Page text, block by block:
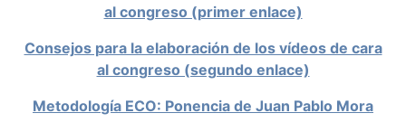
al congreso (primer enlace)
Consejos para la elaboración de los vídeos de cara
al congreso (segundo enlace)
Metodología ECO: Ponencia de Juan Pablo Mora